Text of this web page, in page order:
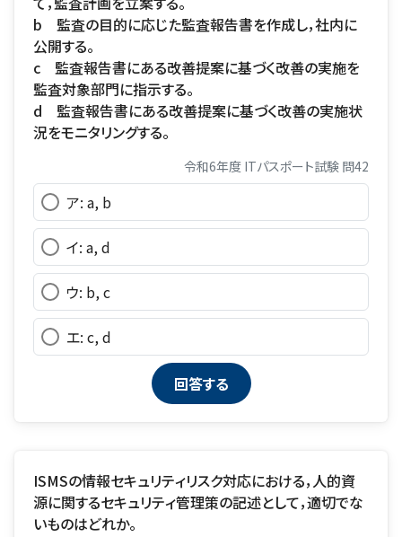
b 監査の目的に応じた監査報告書を作成し，社内に
公開する。
c 監査報告書にある改善提案に基づく改善の実施を
監査対象部門に指示する。
d 監査報告書にある改善提案に基づく改善の実施状
況をモニタリングする。
令和6年度 ITパスポート試験 問42
ア: a, b
イ: a, d
ウ: b, c
エ: c, d
ISMSの情報セキュリティリスク対応における，人的資
源に関するセキュリティ管理策の記述として，適切でな
いものはどれか。